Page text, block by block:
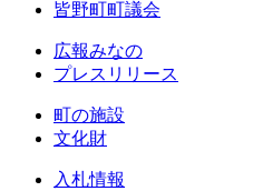
皆野町町議会
広報みなの
プレスリリース
町の施設
文化財
入札情報